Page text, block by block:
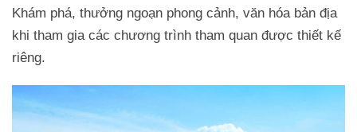
Khám phá, thưởng ngoạn phong cảnh, văn hóa bản địa
khi tham gia các chương trình tham quan được thiết kế
riêng.